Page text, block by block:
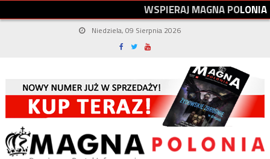
WSPIERAJMAGNAPOLONIA
Niedziela, 09 Sierpnia 2026